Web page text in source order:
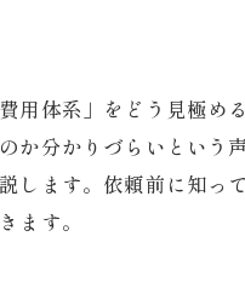
用体系」をどう見極め
か分かりづらいという
します。依頼前に知っ
ます。